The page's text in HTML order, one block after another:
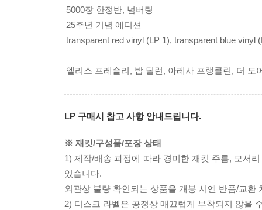
5000장 한정반, 넘버링
25주년 기념 에디션
transparent red vinyl (LP 1), transparent blue vinyl
엘리스 프레슬리, 밥 딜런, 아레사 프랭클린, 더
LP 구매시 참고 사항 안내드립니다.
※ 재킷/구성품/포장 상태
1) 제작/배송 과정에 따라 경미한 재킷 주름, 모서
있습니다.
외관상 불량 확인되는 상품을 개봉 시엔 반품/교환
2) 디스크 라벨은 공정상 매끄럽게 부착되지 않을